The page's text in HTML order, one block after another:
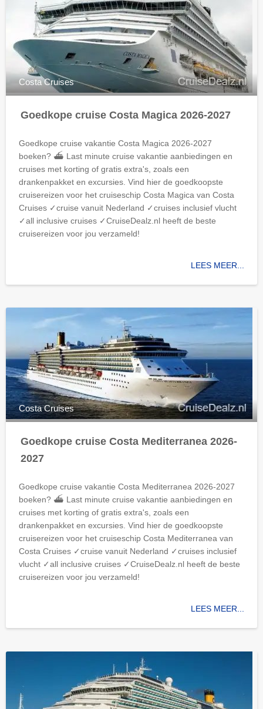
Costa Cruises
Goedkope cruise Costa Magica 2026-2027
Goedkope cruise vakantie Costa Magica 2026-2027
boeken? ⛴ Last minute cruise vakantie aanbiedingen en
cruises met korting of gratis extra's, zoals een
drankenpakket en excursies. Vind hier de goedkoopste
cruisereizen voor het cruiseschip Costa Magica van Costa
Cruises ✓cruise vanuit Nederland ✓cruises inclusief vlucht
✓all inclusive cruises ✓CruiseDealz.nl heeft de beste
cruisereizen voor jou verzameld!
LEES MEER...
Costa Cruises
Goedkope cruise Costa Mediterranea 2026-
2027
Goedkope cruise vakantie Costa Mediterranea 2026-2027
boeken? ⛴ Last minute cruise vakantie aanbiedingen en
cruises met korting of gratis extra's, zoals een
drankenpakket en excursies. Vind hier de goedkoopste
cruisereizen voor het cruiseschip Costa Mediterranea van
Costa Cruises ✓cruise vanuit Nederland ✓cruises inclusief
vlucht ✓all inclusive cruises ✓CruiseDealz.nl heeft de beste
cruisereizen voor jou verzameld!
LEES MEER...